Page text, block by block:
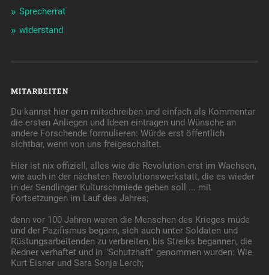
Sprecherrat
widerstand
MITARBEITEN
Du kannst hier gern mitschreiben und einfach als Kommentar
die ersten Anliegen und Ideen eintragen und Wünsche an
andere Forschende formulieren: Würde erst öffentlich
sichtbar, wenn von uns freigeschaltet.
Hier ist nix offiziell, alles wie die Revolution erst im Wachsen,
wie auch in der nächsten Revolutionswerkstatt, die es wieder
in der Sendlinger Kulturschmiede geben soll ... mit
Fortsetzungen im Lauf des Jahres;
denn vor 100 Jahren waren die Menschen des Krieges müde
und der Pazifismus begann, sich auch unter Soldaten und
Rüstungsarbeitenden zu verbreiten, bis Streiks begannen, die
Redner verhaftet und in "Schutzhaft" genommen wurden: Wie
Kurt Eisner und Sara Sonja Lerch;